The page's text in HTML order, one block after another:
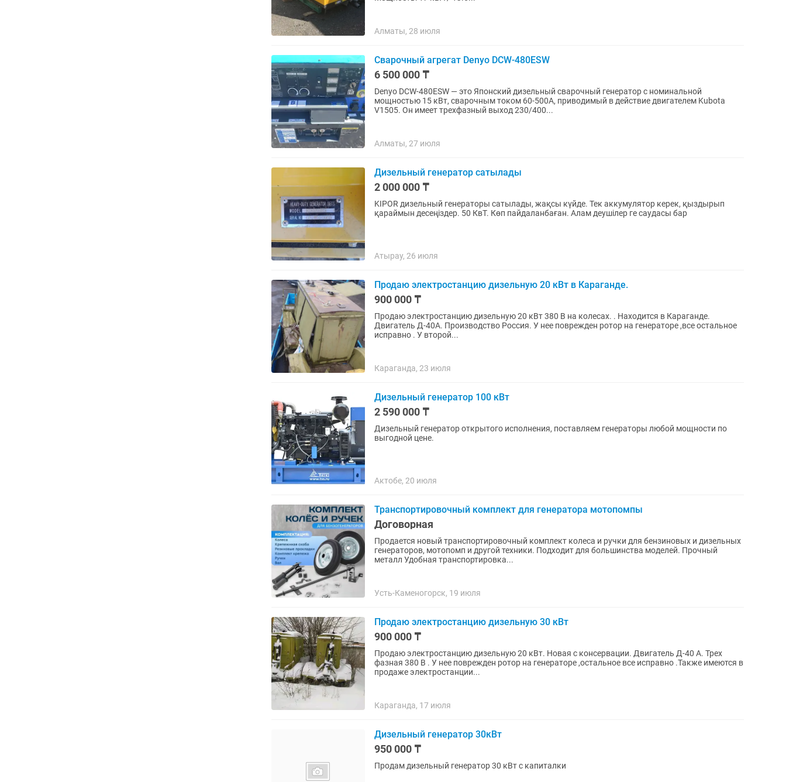
Алматы, 28 июля
Сварочный агрегат Denyo DCW-480ESW
6 500 000 ₸
Denyo DCW-480ESW — это Японский дизельный сварочный генератор с номинальной
мощностью 15 кВт, сварочным током 60-500А, приводимый в действие двигателем Kubota
V1505. Он имеет трехфазный выход 230/400...
Алматы, 27 июля
Дизельный генератор сатылады
2 000 000 ₸
KIPOR дизельный генераторы сатылады, жақсы күйде. Тек аккумулятор керек, қыздырып
қараймын десеңіздер. 50 КвТ. Көп пайдаланбаған. Алам деушілер ге саудасы бар
Атырау, 26 июля
Продаю электростанцию дизельную 20 кВт в Караганде.
900 000 ₸
Продаю электростанцию дизельную 20 кВт 380 В на колесах. . Находится в Караганде.
Двигатель Д-40А. Производство Россия. У нее поврежден ротор на генераторе ,все остальное
исправно . У второй...
Караганда, 23 июля
Дизельный генератор 100 кВт
2 590 000 ₸
Дизельный генератор открытого исполнения, поставляем генераторы любой мощности по
выгодной цене.
Актобе, 20 июля
Транспортировочный комплект для генератора мотопомпы
Договорная
Продается новый транспортировочный комплект колеса и ручки для бензиновых и дизельных
генераторов, мотопомп и другой техники. Подходит для большинства моделей. Прочный
металл Удобная транспортировка...
Усть-Каменогорск, 19 июля
Продаю электростанцию дизельную 30 кВт
900 000 ₸
Продаю электростанцию дизельную 20 кВт. Новая с консервации. Двигатель Д-40 А. Трех
фазная 380 В . У нее поврежден ротор на генераторе ,остальное все исправно .Также имеются в
продаже электростанции...
Караганда, 17 июля
Дизельный генератор 30кВт
950 000 ₸
Продам дизельный генератор 30 кВт с капиталки